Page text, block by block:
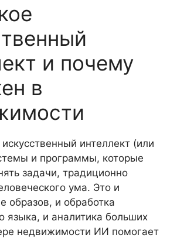
и почему
в
интеллект (или
и программы, которые
задачи, традиционно
ума. Это и
образов, и обработка
языка, и аналитика больших
недвижимости ИИ помогает